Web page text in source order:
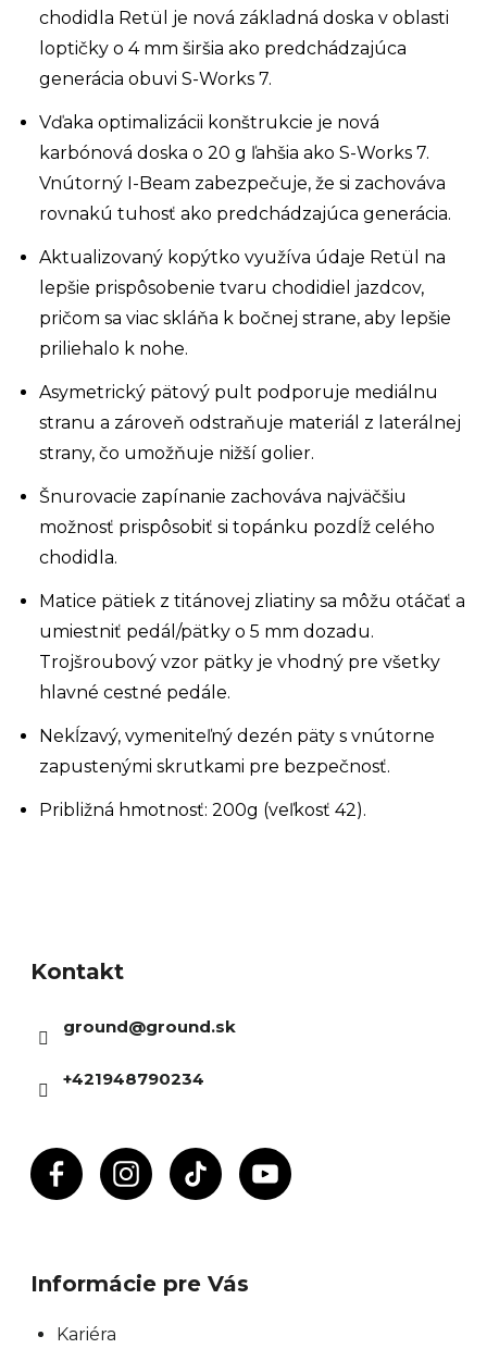
chodidla Retül je nová základná doska v oblasti
loptičky o 4 mm širšia ako predchádzajúca
generácia obuvi S-Works 7.
Vďaka optimalizácii konštrukcie je nová
karbónová doska o 20 g ľahšia ako S-Works 7.
Vnútorný I-Beam zabezpečuje, že si zachováva
rovnakú tuhosť ako predchádzajúca generácia.
Aktualizovaný kopýtko využíva údaje Retül na
lepšie prispôsobenie tvaru chodidiel jazdcov,
pričom sa viac skláňa k bočnej strane, aby lepšie
priliehalo k nohe.
Asymetrický pätový pult podporuje mediálnu
stranu a zároveň odstraňuje materiál z laterálnej
strany, čo umožňuje nižší golier.
Šnurovacie zapínanie zachováva najväčšiu
možnosť prispôsobiť si topánku pozdĺž celého
chodidla.
Matice pätiek z titánovej zliatiny sa môžu otáčať a
umiestniť pedál/pätky o 5 mm dozadu.
Trojšroubový vzor pätky je vhodný pre všetky
hlavné cestné pedále.
Nekĺzavý, vymeniteľný dezén päty s vnútorne
zapustenými skrutkami pre bezpečnosť.
Približná hmotnosť: 200g (veľkosť 42).
Kontakt
ground@ground.sk
+421948790234
Informácie pre Vás
Kariéra